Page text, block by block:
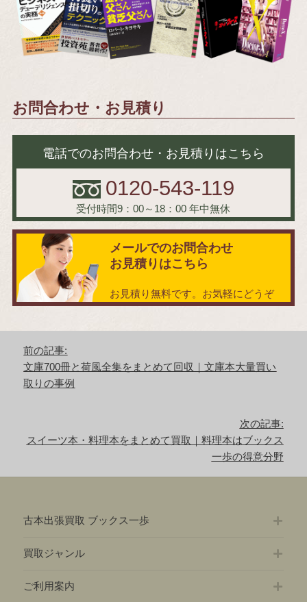
お問合わせ・お見積り
電話でのお問合わせ・お見積りはこちら
0120-543-119
受付時間9：00～18：00 年中無休
メールでのお問合わせ
お見積りはこちら
お見積り無料です。お気軽にどうぞ
前の記事:
前
の
文庫700冊と荷風全集をまとめて回収｜文庫本大量買い
取りの事例
次の記事:
次
スイーツ本・料理本をまとめて買取｜料理本はブックス
一歩の得意分野
古本出張買取 ブックス一歩
買取ジャンル
ご利用案内